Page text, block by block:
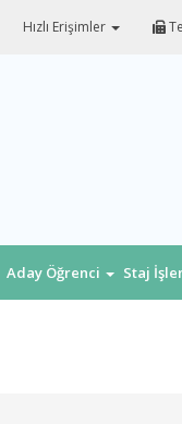
Hızlı Erişimler
Aday Öğrenci Staj